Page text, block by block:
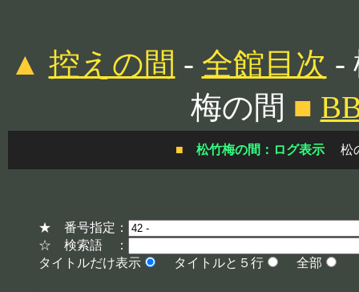
▲ 控えの間 - 全館目次 -
梅の間 ■
■ 松竹梅の間：ログ表示 松
★ 番号指定：
☆ 検索語 ：
タイトルだけ表示
タイトルと５行 全部